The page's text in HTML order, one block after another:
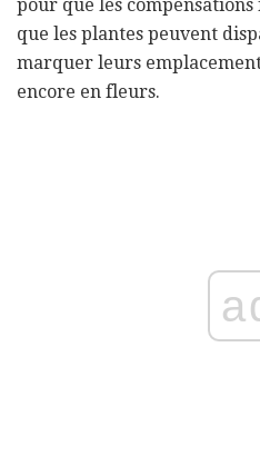
pour que les
que les plantes peuvent
marquer leurs
encore en fleurs.